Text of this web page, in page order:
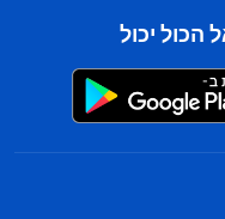
הכול יכול